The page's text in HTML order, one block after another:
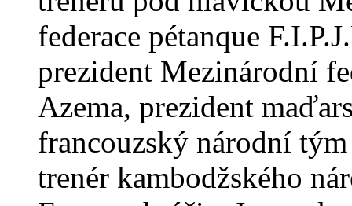
federace pétanque
prezident Mezinárodní
Azema, prezident
francouzský národní
trenér kambodžského